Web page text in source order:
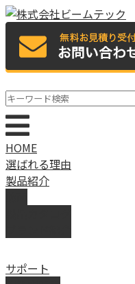
HOME
選ばれる理由
製品紹介
サポート